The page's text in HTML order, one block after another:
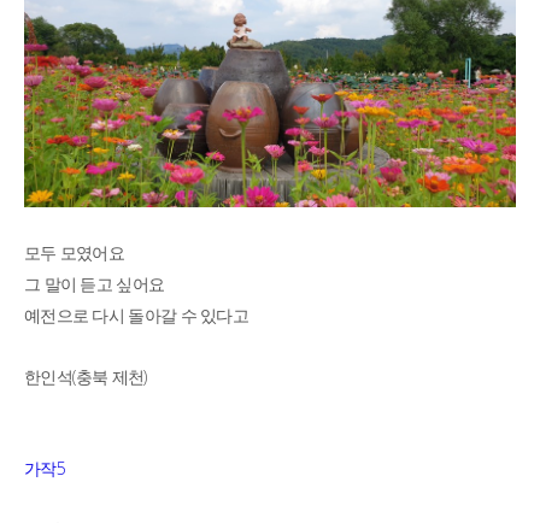
모두 모였어요
그 말이 듣고 싶어요
예전으로 다시 돌아갈 수 있다고
한인석(충북 제천)
가작5